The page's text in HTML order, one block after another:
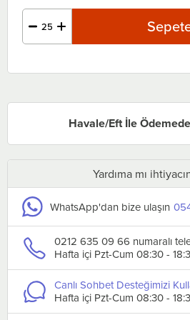
Havale/Eft İle
Yardıma mı
WhatsApp'dan bize ulaşın
0212 635 09 66 numaralı
Hafta içi Pzt-Cum 08:30 -
Canlı Sohbet Desteğimizi
Hafta içi Pzt-Cum 08:30 -